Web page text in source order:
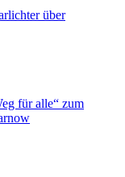
über
für alle“ zum